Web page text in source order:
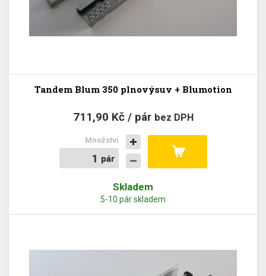
Tandem Blum 350 plnovýsuv + Blumotion
711,90 Kč / pár bez DPH
pár
pár
Množství
Skladem
5-10 pár skladem